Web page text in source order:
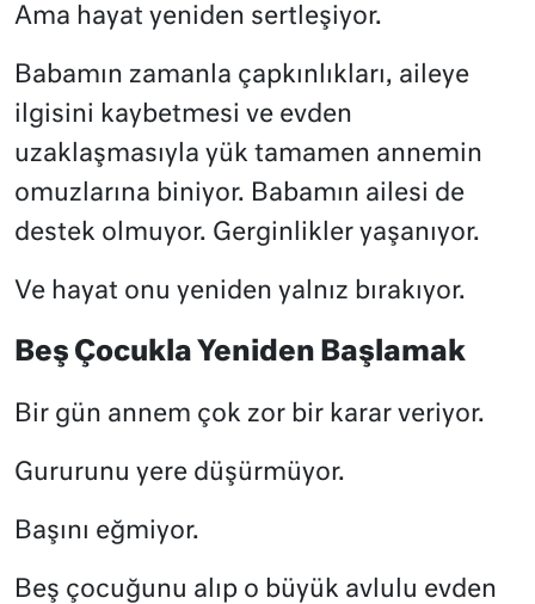
Ama hayat yeniden sertleşiyor.
Babamın zamanla çapkınlıkları, aileye
ilgisini kaybetmesi ve evden
uzaklaşmasıyla yük tamamen annemin
omuzlarına biniyor. Babamın ailesi de
destek olmuyor. Gerginlikler yaşanıyor.
Ve hayat onu yeniden yalnız bırakıyor.
Beş Çocukla Yeniden Başlamak
Bir gün annem çok zor bir karar veriyor.
Gururunu yere düşürmüyor.
Başını eğmiyor.
Beş çocuğunu alıp o büyük avlulu evden